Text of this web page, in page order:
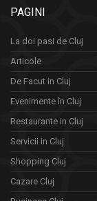
PAGINI
La doi pasi de Cluj
Articole
De Facut in Cluj
Evenimente în Cluj
Restaurante in Cluj
Servicii in Cluj
Shopping Cluj
Cazare Cluj